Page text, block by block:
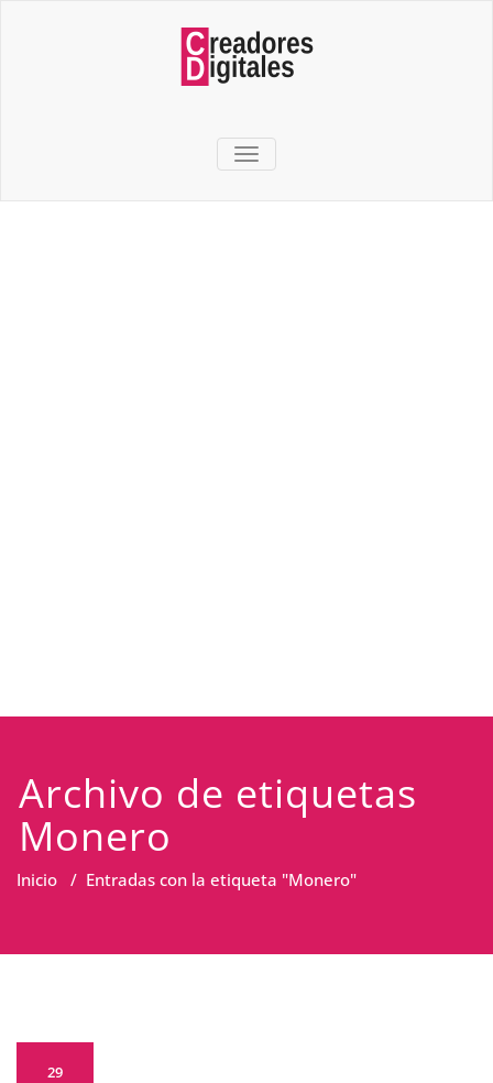
TOGGLE NAVIGATION
Archivo de etiquetas
Monero
Inicio / Entradas con la etiqueta "Monero"
29